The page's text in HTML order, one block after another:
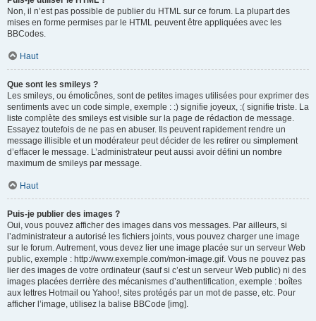
Non, il n’est pas possible de publier du HTML sur ce forum. La plupart des
mises en forme permises par le HTML peuvent être appliquées avec les
BBCodes.
Haut
Que sont les smileys ?
Les smileys, ou émoticônes, sont de petites images utilisées pour exprimer des
sentiments avec un code simple, exemple : :) signifie joyeux, :( signifie triste. La
liste complète des smileys est visible sur la page de rédaction de message.
Essayez toutefois de ne pas en abuser. Ils peuvent rapidement rendre un
message illisible et un modérateur peut décider de les retirer ou simplement
d’effacer le message. L’administrateur peut aussi avoir défini un nombre
maximum de smileys par message.
Haut
Puis-je publier des images ?
Oui, vous pouvez afficher des images dans vos messages. Par ailleurs, si
l’administrateur a autorisé les fichiers joints, vous pouvez charger une image
sur le forum. Autrement, vous devez lier une image placée sur un serveur Web
public, exemple : http://www.exemple.com/mon-image.gif. Vous ne pouvez pas
lier des images de votre ordinateur (sauf si c’est un serveur Web public) ni des
images placées derrière des mécanismes d’authentification, exemple : boîtes
aux lettres Hotmail ou Yahoo!, sites protégés par un mot de passe, etc. Pour
afficher l’image, utilisez la balise BBCode [img].